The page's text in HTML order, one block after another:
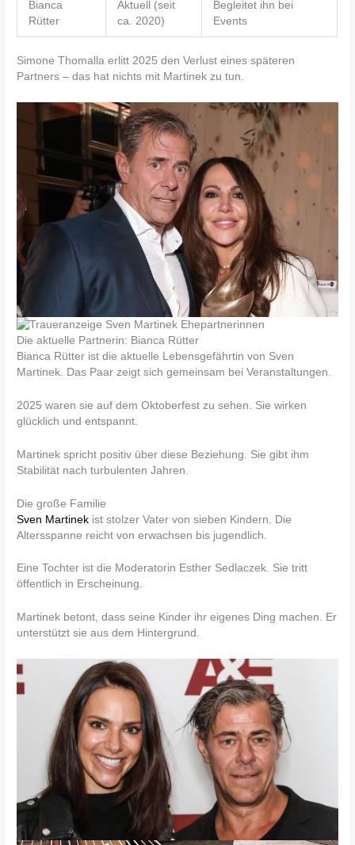
Bianca
Rütter
Aktuell (seit
ca. 2020)
Begleitet ihn bei
Events
Simone Thomalla erlitt 2025 den Verlust eines späteren
Partners – das hat nichts mit Martinek zu tun.
Die aktuelle Partnerin: Bianca Rütter
Bianca Rütter ist die aktuelle Lebensgefährtin von Sven
Martinek. Das Paar zeigt sich gemeinsam bei Veranstaltungen.
2025 waren sie auf dem Oktoberfest zu sehen. Sie wirken
glücklich und entspannt.
Martinek spricht positiv über diese Beziehung. Sie gibt ihm
Stabilität nach turbulenten Jahren.
Die große Familie
Sven Martinek ist stolzer Vater von sieben Kindern. Die
Altersspanne reicht von erwachsen bis jugendlich.
Eine Tochter ist die Moderatorin Esther Sedlaczek. Sie tritt
öffentlich in Erscheinung.
Martinek betont, dass seine Kinder ihr eigenes Ding machen. Er
unterstützt sie aus dem Hintergrund.